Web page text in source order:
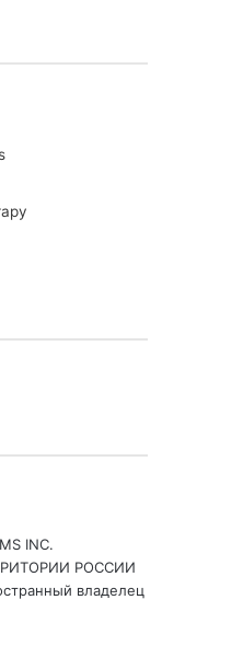
INC.
РОССИИ
владелец